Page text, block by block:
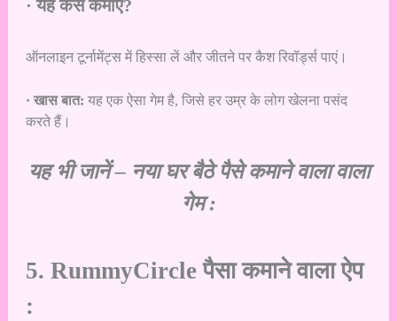
· यह कैसे कमाएं?
ऑनलाइन टूर्नामेंट्स में हिस्सा लें और जीतने पर कैश रिवॉर्ड्स पाएं।
· खास बात: यह एक ऐसा गेम है, जिसे हर उम्र के लोग खेलना पसंद
करते हैं।
यह भी जानें – नया घर बैठे पैसे कमाने वाला वाला
गेम :
5. RummyCircle पैसा कमाने वाला ऐप
: